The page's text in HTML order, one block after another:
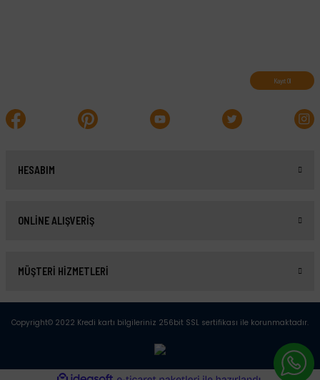
Kayıt Ol
HESABIM
ONLİNE ALIŞVERİŞ
MÜŞTERİ HİZMETLERİ
Copyright© 2022 Kredi kartı bilgileriniz 256bit SSL sertifikası ile korunmaktadır.